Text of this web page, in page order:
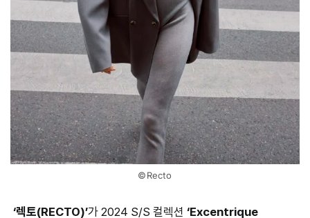
©Recto
‘렉토(RECTO)’가 2024 S/S 컬렉션 ‘Excentrique